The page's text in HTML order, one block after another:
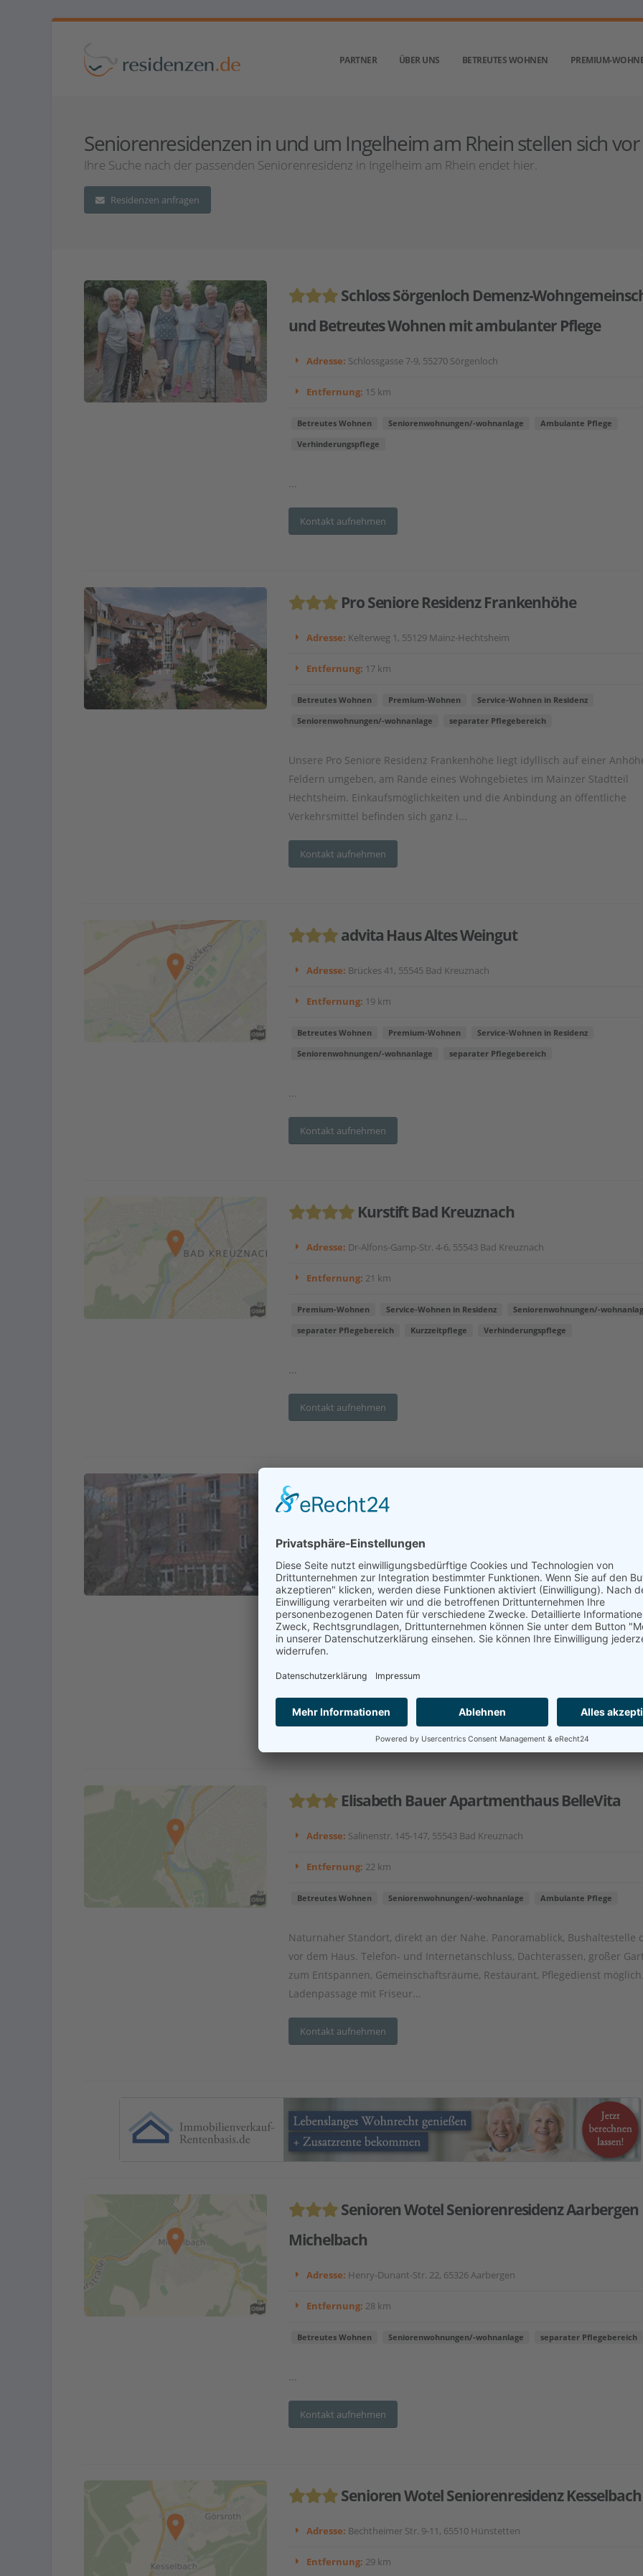
PARTNER ÜBER UNS BETREUTES WOHNEN PREMIUM-
Seniorenresidenzen in und um Ingelheim am Rhein stellen sich vor
Ihre Suche nach der passenden Seniorenresidenz in Ingelheim am Rhein endet hier.
Residenzen anfragen
Schloss Sörgenloch Demenz-
und Betreutes Wohnen mit ambulanter Pflege
Adresse: Schlossgasse 7-9, 55270 Sörgenloch
Entfernung: 15 km
Betreutes Wohnen Seniorenwohnungen/-wohnanlage Ambulante Pflege
Verhinderungspflege
...
Kontakt aufnehmen
Pro Seniore Residenz Frankenhöhe
Adresse: Kelterweg 1, 55129 Mainz-Hechtsheim
Entfernung: 17 km
Betreutes Wohnen Premium-Wohnen Service-Wohnen in Residenz
Seniorenwohnungen/-wohnanlage separater Pflegebereich
Unsere Pro Seniore Residenz Frankenhöhe liegt idyllisch auf einer
Feldern umgeben, am Rande eines Wohngebietes im Mainzer Stadtteil
Hechtsheim. Einkaufsmöglichkeiten und die Anbindung an öffentliche
Verkehrsmittel befinden sich ganz i...
Kontakt aufnehmen
advita Haus Altes Weingut
Adresse: Brückes 41, 55545 Bad Kreuznach
Entfernung: 19 km
Betreutes Wohnen Premium-Wohnen Service-Wohnen in Residenz
Seniorenwohnungen/-wohnanlage separater Pflegebereich
...
Kontakt aufnehmen
Kurstift Bad Kreuznach
Adresse: Dr-Alfons-Gamp-Str. 4-6, 55543 Bad Kreuznach
Entfernung: 21 km
Premium-Wohnen Service-Wohnen in Residenz Seniorenwohnungen/-
separater Pflegebereich Kurzzeitpflege Verhinderungspflege
...
Kontakt aufnehmen
Betreutes Wohnen Seniorenwohnungen/-wohnanlage Ambulante Pflege
Weil ich es mir verdient habe. Im Bellevita können Sie Ihre Wünsche
werden lassen. Bereits vom ersten Moment an überzeugt das Haus mit
erwarten Sie hier Ihr Sonnendeck...
Kontakt aufnehmen
Elisabeth Bauer Apartmenthaus BelleVita
Adresse: Salinenstr. 145-147, 55543 Bad Kreuznach
Entfernung: 22 km
Betreutes Wohnen Seniorenwohnungen/-wohnanlage Ambulante Pflege
Naturnaher Standort, direkt an der Nahe. Panoramablick, Bushaltestelle
vor dem Haus. Telefon- und Internetanschluss, Dachterassen, großer
zum Entspannen, Gemeinschaftsräume, Restaurant, Pflegedienst
Ladenpassage mit Friseur...
Kontakt aufnehmen
Senioren Wotel Seniorenresidenz Aarbergen
Michelbach
Adresse: Henry-Dunant-Str. 22, 65326 Aarbergen
Entfernung: 28 km
Betreutes Wohnen Seniorenwohnungen/-wohnanlage separater Pflegebereich
...
Kontakt aufnehmen
Senioren Wotel Seniorenresidenz Kesselbach
Adresse: Bechtheimer Str. 9-11, 65510 Hünstetten
Entfernung: 29 km